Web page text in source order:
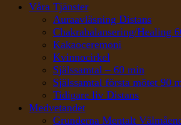
Våra Tjänster
Auraavläsning Distans
Chakrabalansering/Healing
Kakaoceremoni
Kvinnocirkel
Själssamtal – 60 min
Själssamtal första mötet 90
Tidigare liv Distans
Medvetandet
Grunderna Mentalt